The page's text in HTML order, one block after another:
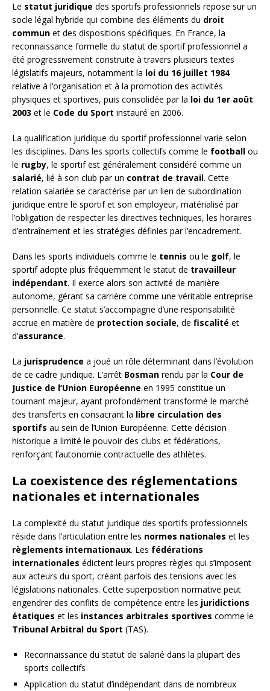
Le statut juridique des sportifs professionnels repose sur un
socle légal hybride qui combine des éléments du droit
commun et des dispositions spécifiques. En France, la
reconnaissance formelle du statut de sportif professionnel a
été progressivement construite à travers plusieurs textes
législatifs majeurs, notamment la loi du 16 juillet 1984
relative à l’organisation et à la promotion des activités
physiques et sportives, puis consolidée par la loi du 1er août
2003 et le Code du Sport instauré en 2006.
La qualification juridique du sportif professionnel varie selon
les disciplines. Dans les sports collectifs comme le football ou
le rugby, le sportif est généralement considéré comme un
salarié, lié à son club par un contrat de travail. Cette
relation salariée se caractérise par un lien de subordination
juridique entre le sportif et son employeur, matérialisé par
l’obligation de respecter les directives techniques, les horaires
d’entraînement et les stratégies définies par l’encadrement.
Dans les sports individuels comme le tennis ou le golf, le
sportif adopte plus fréquemment le statut de travailleur
indépendant. Il exerce alors son activité de manière
autonome, gérant sa carrière comme une véritable entreprise
personnelle. Ce statut s’accompagne d’une responsabilité
accrue en matière de protection sociale, de fiscalité et
d’assurance.
La jurisprudence a joué un rôle déterminant dans l’évolution
de ce cadre juridique. L’arrêt Bosman rendu par la Cour de
Justice de l’Union Européenne en 1995 constitue un
tournant majeur, ayant profondément transformé le marché
des transferts en consacrant la libre circulation des
sportifs au sein de l’Union Européenne. Cette décision
historique a limité le pouvoir des clubs et fédérations,
renforçant l’autonomie contractuelle des athlètes.
La coexistence des réglementations
nationales et internationales
La complexité du statut juridique des sportifs professionnels
réside dans l’articulation entre les normes nationales et les
règlements internationaux. Les fédérations
internationales édictent leurs propres règles qui s’imposent
aux acteurs du sport, créant parfois des tensions avec les
législations nationales. Cette superposition normative peut
engendrer des conflits de compétence entre les juridictions
étatiques et les instances arbitrales sportives comme le
Tribunal Arbitral du Sport (TAS).
Reconnaissance du statut de salarié dans la plupart des
sports collectifs
Application du statut d’indépendant dans de nombreux